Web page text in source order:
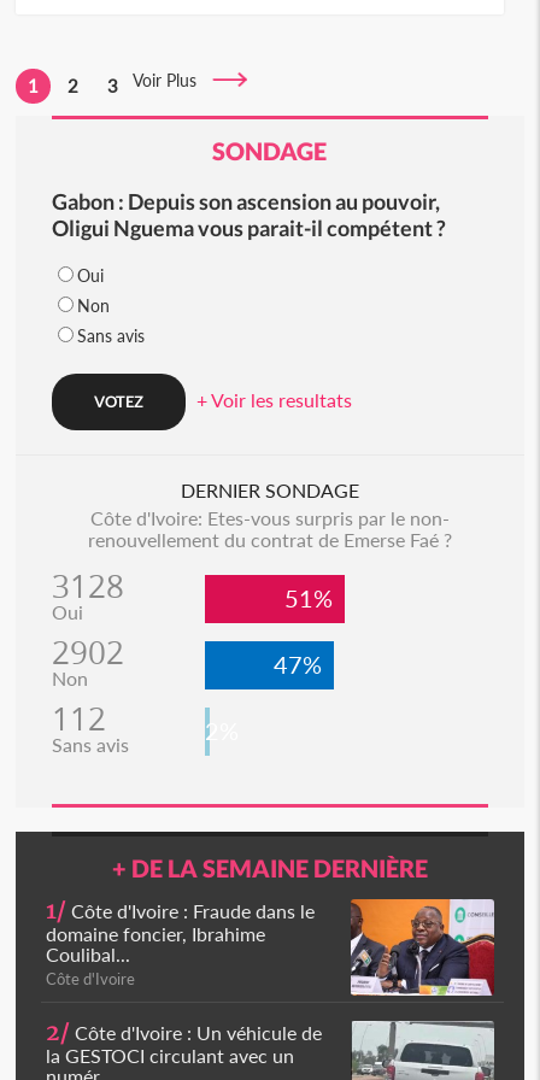
1 2 3 Voir Plus
SONDAGE
Gabon : Depuis son ascension au pouvoir,
Oligui Nguema vous parait-il compétent ?
Oui
Non
Sans avis
+ Voir les resultats
DERNIER SONDAGE
Côte d'Ivoire: Etes-vous surpris par le non-
renouvellement du contrat de Emerse Faé ?
3128
Oui 51%
2902
Non 47%
112
Sans avis 2%
+ DE LA SEMAINE DERNIÈRE
1/ Côte d'Ivoire : Fraude dans le
domaine foncier, Ibrahime
Coulibal...
Côte d'Ivoire
2/ Côte d'Ivoire : Un véhicule de
la GESTOCI circulant avec un